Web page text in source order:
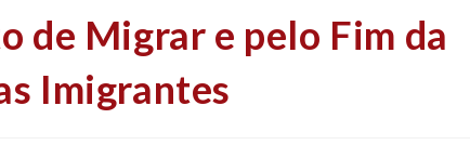
de Migrar e pelo Fim da
Imigrantes